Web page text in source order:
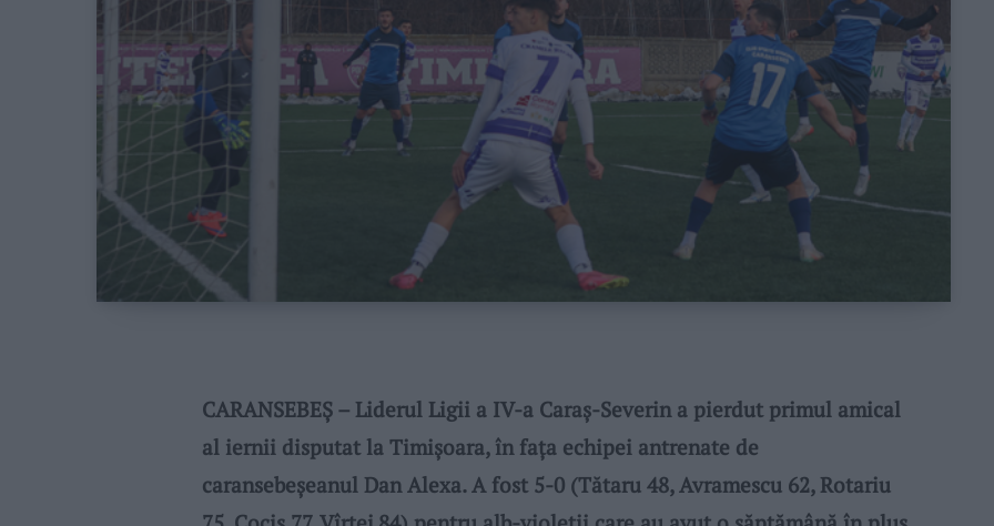
CARANSEBEȘ – Liderul Ligii a IV-a Caraș-Severin a pierdut primul amical
al iernii disputat la Timișoara, în fața echipei antrenate de
caransebeșeanul Dan Alexa. A fost 5-0 (Tătaru 48, Avramescu 62, Rotariu